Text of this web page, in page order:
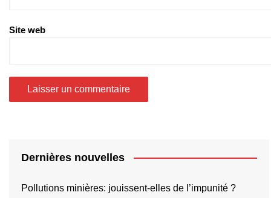
Site web
Dernières nouvelles
Pollutions minières: jouissent-elles de l’impunité ?